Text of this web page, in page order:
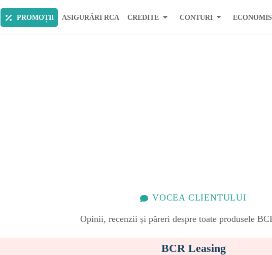
PROMOȚII ASIGURĂRI RCA CREDITE CONTURI
VOCEA CLIENTULUI
Opinii, recenzii și păreri despre toate produsele
BCR Leasing